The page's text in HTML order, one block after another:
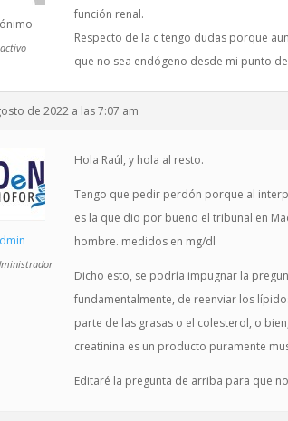
función renal.
Respecto de la c tengo dudas porque
que no sea endógeno desde mi punto
de 2022 a las 7:07 am
Hola Raúl, y hola al resto.
Tengo que pedir perdón porque al
es la que dio por bueno el tribunal en
hombre. medidos en mg/dl
Dicho esto, se podría impugnar la
fundamentalmente, de reenviar los
parte de las grasas o el colesterol, o
creatinina es un producto puramente
Editaré la pregunta de arriba para que